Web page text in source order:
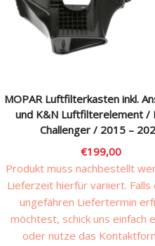
MOPAR Luftfilterkasten inkl.
und K&N Luftfilterelement /
Challenger / 2015 –
€199,00
Produkt muss nachbestellt
Lieferzeit hierfür variiert. Falls
ungefähren Liefertermin
möchtest, schick uns einfach
oder nutze das